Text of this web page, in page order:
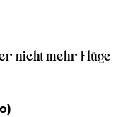
nicht mehr Flüge